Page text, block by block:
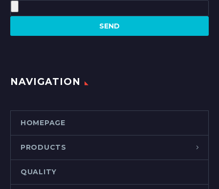
NAVIGATION
HOMEPAGE
PRODUCTS
QUALITY